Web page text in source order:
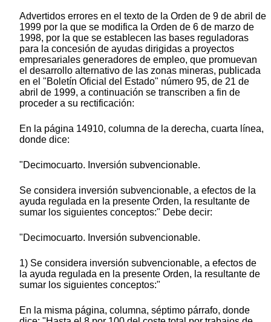
Advertidos errores en el texto de la Orden de 9 de abril de
1999 por la que se modifica la Orden de 6 de marzo de
1998, por la que se establecen las bases reguladoras
para la concesión de ayudas dirigidas a proyectos
empresariales generadores de empleo, que promuevan
el desarrollo alternativo de las zonas mineras, publicada
en el "Boletín Oficial del Estado" número 95, de 21 de
abril de 1999, a continuación se transcriben a fin de
proceder a su rectificación:
En la página 14910, columna de la derecha, cuarta línea,
donde dice:
"Decimocuarto. Inversión subvencionable.
Se considera inversión subvencionable, a efectos de la
ayuda regulada en la presente Orden, la resultante de
sumar los siguientes conceptos:" Debe decir:
"Decimocuarto. Inversión subvencionable.
1) Se considera inversión subvencionable, a efectos de
la ayuda regulada en la presente Orden, la resultante de
sumar los siguientes conceptos:"
En la misma página, columna, séptimo párrafo, donde